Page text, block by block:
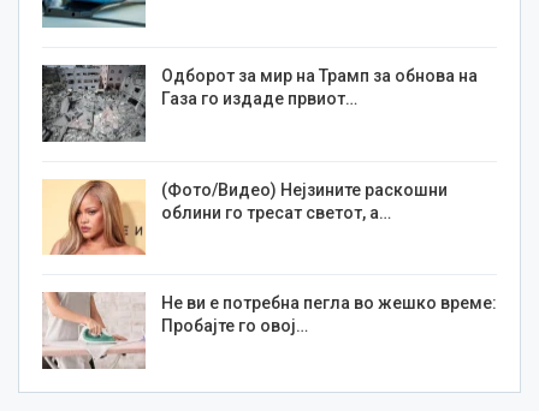
Одборот за мир на Трамп за обнова на
Газа го издаде првиот…
(Фото/Видео) Нејзините раскошни
облини го тресат светот, а…
Не ви е потребна пегла во жешко време:
Пробајте го овој…